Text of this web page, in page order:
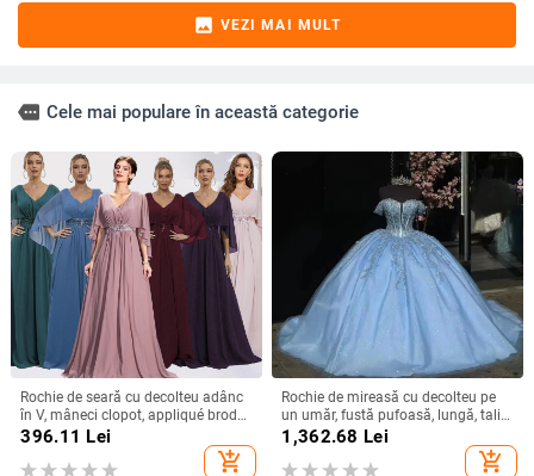
image VEZI MAI MULT
more Cele mai populare în această categorie
Rochie de seară cu decolteu adânc
în V, mâneci clopot, appliqué brodat
cu paiete, croială lungă A-line
396.11 Lei
add_shopping_cart
Rochie de mireasă cu decolteu pe
un umăr, fustă pufoasă, lungă, talie
înaltă, material poliester
1,362.68 Lei
add_shopping_cart